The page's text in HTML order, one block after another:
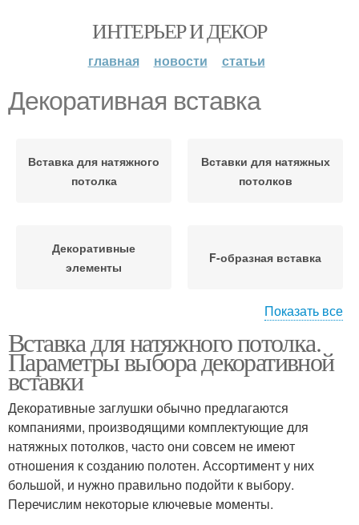
ИНТЕРЬЕР И ДЕКОР
главная новости статьи
Декоративная вставка
Вставка для натяжного
потолка
Вставки для натяжных
потолков
Декоративные
элементы
F-образная вставка
потолков
Потолочная вставка
Показать все
Вставка для натяжного потолка.
Параметры выбора декоративной
вставки
Декоративные заглушки обычно предлагаются
компаниями, производящими комплектующие для
натяжных потолков, часто они совсем не имеют
отношения к созданию полотен. Ассортимент у них
большой, и нужно правильно подойти к выбору.
Перечислим некоторые ключевые моменты.